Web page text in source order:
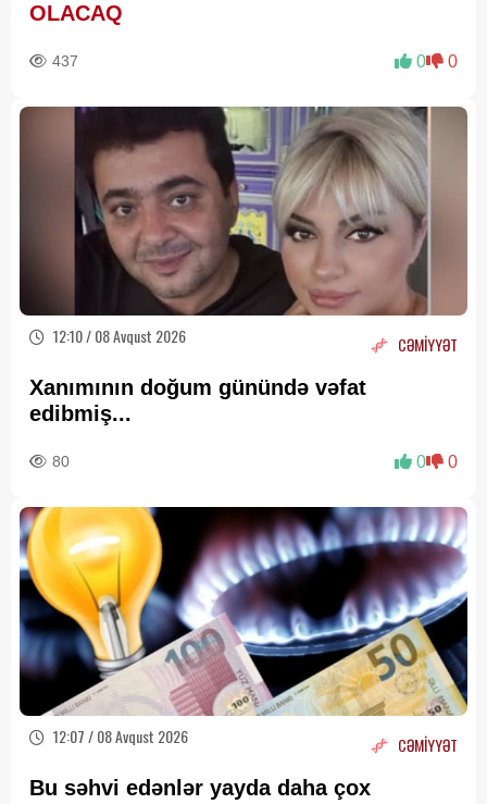
OLACAQ
437 0 0
12:10 / 08 Avqust 2026 CƏMİYYƏT
Xanımının doğum günündə vəfat
edibmiş...
80 0 0
12:07 / 08 Avqust 2026 CƏMİYYƏT
Bu səhvi edənlər yayda daha çox